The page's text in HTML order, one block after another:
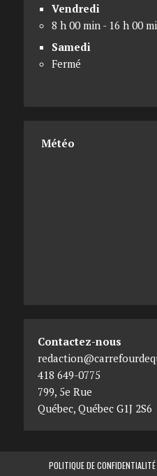
Vendredi
8 h 00 min - 16 h 00
Samedi
Fermé
Météo
Contactez-nous
418 649-0775
799, 5e Rue
Québec, Québec G1J 2S6
POLITIQUE DE